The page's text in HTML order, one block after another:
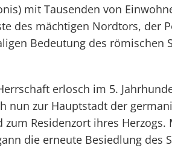
mit Tausenden von
des mächtigen Nordtors, der
Bedeutung des römischen
erlosch im 5.
nun zur Hauptstadt der
zum Residenzort ihres Herzogs.
die erneute Besiedlung des